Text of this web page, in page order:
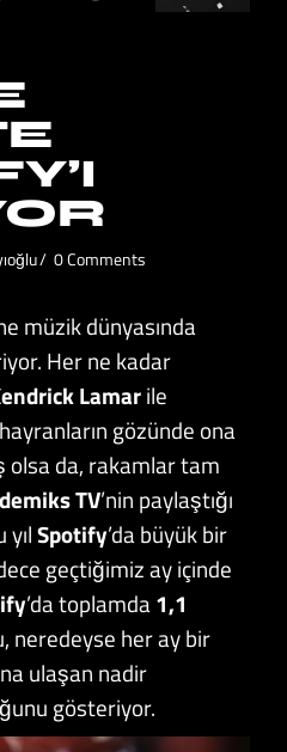
0 Comments
müzik dünyasında
Her ne kadar
Lamarile
gözünde ona
olsa da, rakamlar tam
TV’nin paylaştığı
yılSpotify’da büyük bir
geçtiğimiz ay içinde
’da toplamda1,1
neredeyse her ay bir
ulaşan nadir
gösteriyor.